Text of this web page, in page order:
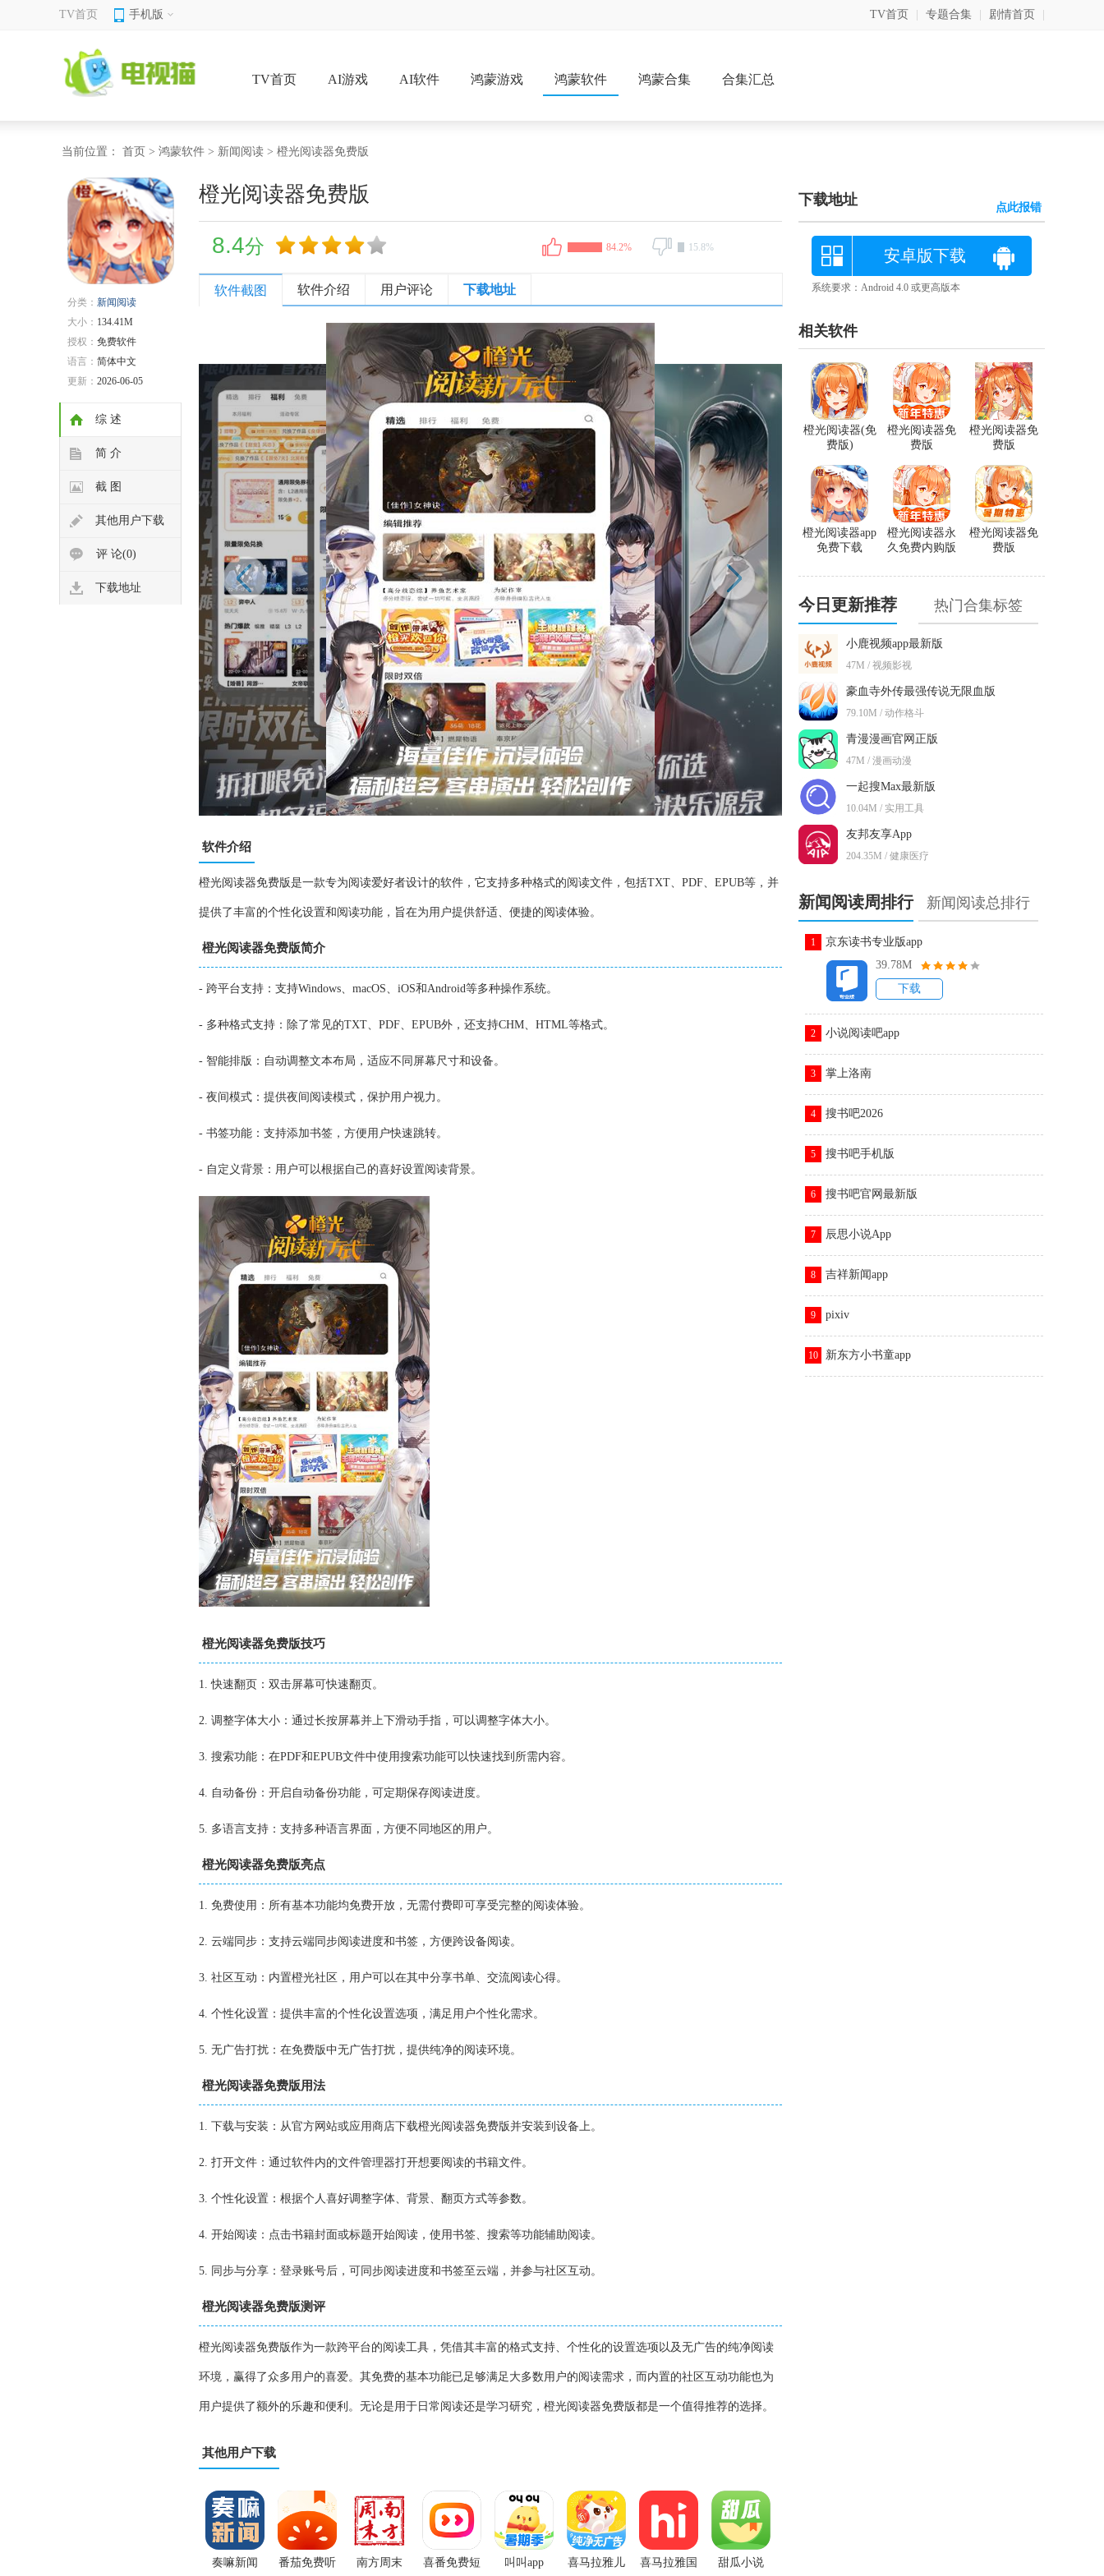
TV首页 手机版 TV首页 专题合集 剧情首页
TV首页 AI游戏 AI软件 鸿蒙游戏 鸿蒙软件 鸿蒙合集 合集汇总
当前位置： 首页 > 鸿蒙软件 > 新闻阅读 > 橙光阅读器免费版
分类： 新闻阅读
大小： 134.41M
授权： 免费软件
语言： 简体中文
更新： 2026-06-05
综 述
简 介
截 图
其他用户下载
评 论(0)
下载地址
橙光阅读器免费版
8.4分 84.2% 15.8%
软件截图 软件介绍 用户评论 下载地址
软件介绍
橙光阅读器免费版是一款专为阅读爱好者设计的软件，它支持多种格式的阅读文件，包括TXT、PDF、EPUB等，并
提供了丰富的个性化设置和阅读功能，旨在为用户提供舒适、便捷的阅读体验。
橙光阅读器免费版简介
- 跨平台支持：支持Windows、macOS、iOS和Android等多种操作系统。
- 多种格式支持：除了常见的TXT、PDF、EPUB外，还支持CHM、HTML等格式。
- 智能排版：自动调整文本布局，适应不同屏幕尺寸和设备。
- 夜间模式：提供夜间阅读模式，保护用户视力。
- 书签功能：支持添加书签，方便用户快速跳转。
- 自定义背景：用户可以根据自己的喜好设置阅读背景。
橙光阅读器免费版技巧
1. 快速翻页：双击屏幕可快速翻页。
2. 调整字体大小：通过长按屏幕并上下滑动手指，可以调整字体大小。
3. 搜索功能：在PDF和EPUB文件中使用搜索功能可以快速找到所需内容。
4. 自动备份：开启自动备份功能，可定期保存阅读进度。
5. 多语言支持：支持多种语言界面，方便不同地区的用户。
橙光阅读器免费版亮点
1. 免费使用：所有基本功能均免费开放，无需付费即可享受完整的阅读体验。
2. 云端同步：支持云端同步阅读进度和书签，方便跨设备阅读。
3. 社区互动：内置橙光社区，用户可以在其中分享书单、交流阅读心得。
4. 个性化设置：提供丰富的个性化设置选项，满足用户个性化需求。
5. 无广告打扰：在免费版中无广告打扰，提供纯净的阅读环境。
橙光阅读器免费版用法
1. 下载与安装：从官方网站或应用商店下载橙光阅读器免费版并安装到设备上。
2. 打开文件：通过软件内的文件管理器打开想要阅读的书籍文件。
3. 个性化设置：根据个人喜好调整字体、背景、翻页方式等参数。
4. 开始阅读：点击书籍封面或标题开始阅读，使用书签、搜索等功能辅助阅读。
5. 同步与分享：登录账号后，可同步阅读进度和书签至云端，并参与社区互动。
橙光阅读器免费版测评
橙光阅读器免费版作为一款跨平台的阅读工具，凭借其丰富的格式支持、个性化的设置选项以及无广告的纯净阅读
环境，赢得了众多用户的喜爱。其免费的基本功能已足够满足大多数用户的阅读需求，而内置的社区互动功能也为
用户提供了额外的乐趣和便利。无论是用于日常阅读还是学习研究，橙光阅读器免费版都是一个值得推荐的选择。
其他用户下载
奏嘛新闻 番茄免费听 南方周末 喜番免费短 叫叫app 喜马拉雅儿 喜马拉雅国 甜瓜小说
下载地址 点此报错
安卓版下载
系统要求：Android 4.0 或更高版本
相关软件
橙光阅读器免
费版
橙光阅读器免
费版
橙光阅读器(免
费版)
橙光阅读器免
费版
橙光阅读器永
久免费内购版
橙光阅读器app
免费下载
今日更新推荐 热门合集标签
小鹿视频app最新版
47M / 视频影视
豪血寺外传最强传说无限血版
79.10M / 动作格斗
青漫漫画官网正版
47M / 漫画动漫
一起搜Max最新版
10.04M / 实用工具
友邦友享App
204.35M / 健康医疗
新闻阅读周排行 新闻阅读总排行
1
京东读书专业版app
39.78M
下载
2 小说阅读吧app
3 掌上洛南
4 搜书吧2026
5 搜书吧手机版
6 搜书吧官网最新版
7 辰思小说App
8 吉祥新闻app
9 pixiv
10 新东方小书童app